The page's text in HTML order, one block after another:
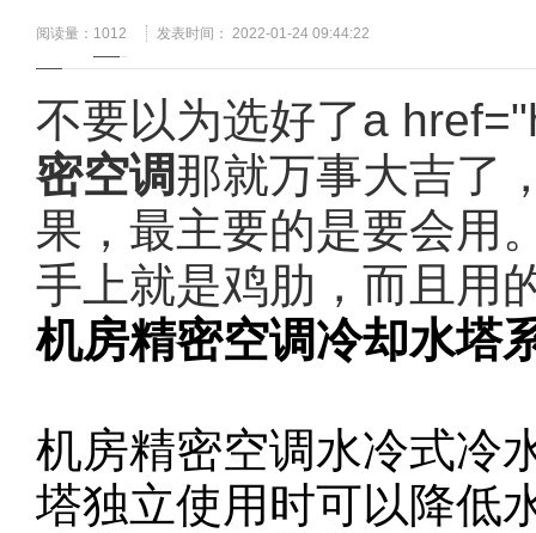
阅读量： 1012 发表时间： 2022-01-24 09:44:22
不要以为选好了a
密空调那就万事大吉了
果，最主要的是要会用
手上就是鸡肋，而且用
机房精密空调冷却水塔
机房精密空调水冷式冷
塔独立使用时可以降低